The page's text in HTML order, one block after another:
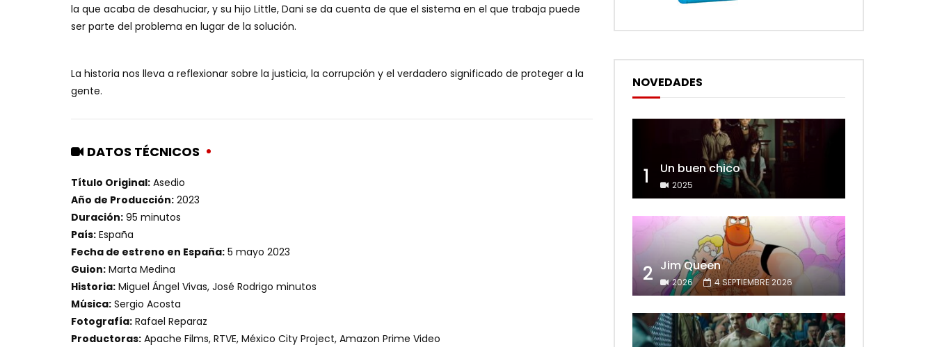
la que acaba de desahuciar, y su hijo Little, Dani se da cuenta de que el sistema en el que trabaja puede
ser parte del problema en lugar de la solución.
La historia nos lleva a reflexionar sobre la justicia, la corrupción y el verdadero significado de proteger a la
gente.
DATOS TÉCNICOS
Título Original: Asedio
Año de Producción: 2023
Duración: 95 minutos
País: España
Fecha de estreno en España: 5 mayo 2023
Guion: Marta Medina
Historia: Miguel Ángel Vivas, José Rodrigo minutos
Música: Sergio Acosta
Fotografía: Rafael Reparaz
Productoras: Apache Films, RTVE, México City Project, Amazon Prime Video
NOVEDADES
1 Un buen chico
2025
2 Jim Queen
2026 4 SEPTIEMBRE 2026